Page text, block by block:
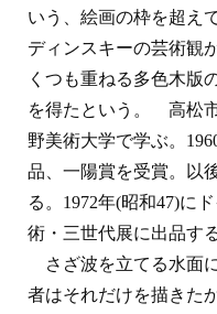
いう、絵画の枠を超え
ディンスキーの芸術観
くつも重ねる多色木版
を得たという。 高松
野美術大学で学ぶ。
品、一陽賞を受賞。以
る。1972年(昭和47)に
術・三世代展に出品す
さざ波を立てる水面
者はそれだけを描きた